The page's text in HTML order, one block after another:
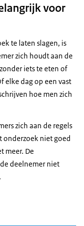
voor
te laten slagen, is
zich houdt aan de
iets te eten of
elke dag op een vast
hoe men zich
zich aan de regels
onderzoek niet goed
meer. De
deelnemer niet